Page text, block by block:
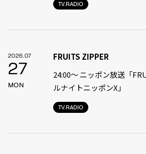
TV.RADIO
2026.07
27
MON
TV.RADIO
FRUITS ZIPPER
24:00〜 ニッポン放送「
ルナイトニッポンX」